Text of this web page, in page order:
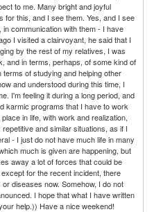
to me. Many bright and joyful
for this, and I see them. Yes, and I see
communication with them - I have
I visited a clairvoyant, he said that I
by the rest of my relatives, I was
and in terms, perhaps, of some kind of
of studying and helping other
and understood during this time, I
I'm feeling it during a long period, and
karmic programs that I have to work
in life, with work and realization,
and similar situations, as if I
- I just do not have much life in many
much is given are happening, but
away a lot of forces that could be
for the recent incident, there
diseases now. Somehow, I do not
I hope that what I have written
help.)) Have a nice weekend!